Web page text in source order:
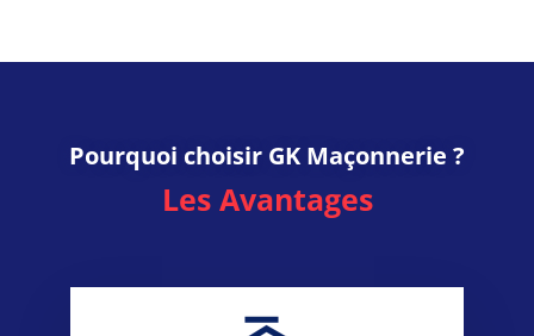
Pourquoi choisir GK Maçonnerie ?
Les Avantages